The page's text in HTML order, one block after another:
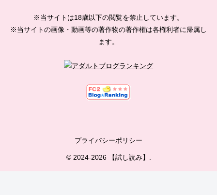
※当サイトは18歳以下の閲覧を禁止しています。
※当サイトの画像・動画等の著作物の著作権は各権利者に帰属し
ます。
プライバシーポリシー
© 2024-2026 【試し読み】.